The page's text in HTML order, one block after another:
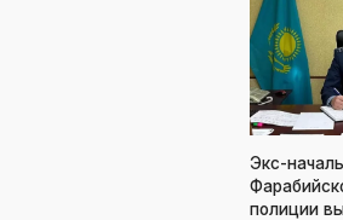
Экс-
полиции